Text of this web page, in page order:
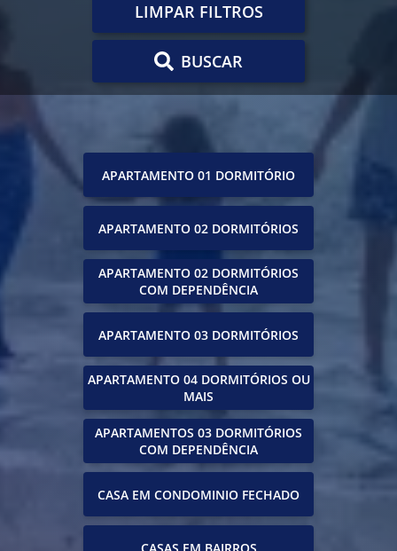
LIMPAR FILTROS
BUSCAR
APARTAMENTO 01 DORMITÓRIO
APARTAMENTO 02 DORMITÓRIOS
APARTAMENTO 02 DORMITÓRIOS
COM DEPENDÊNCIA
APARTAMENTO 03 DORMITÓRIOS
APARTAMENTO 04 DORMITÓRIOS OU
MAIS
APARTAMENTOS 03 DORMITÓRIOS
COM DEPENDÊNCIA
CASA EM CONDOMINIO FECHADO
CASAS EM BAIRROS